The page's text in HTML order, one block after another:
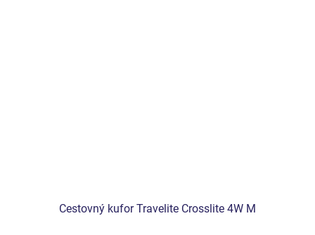
Cestovný kufor Travelite Crosslite 4W M